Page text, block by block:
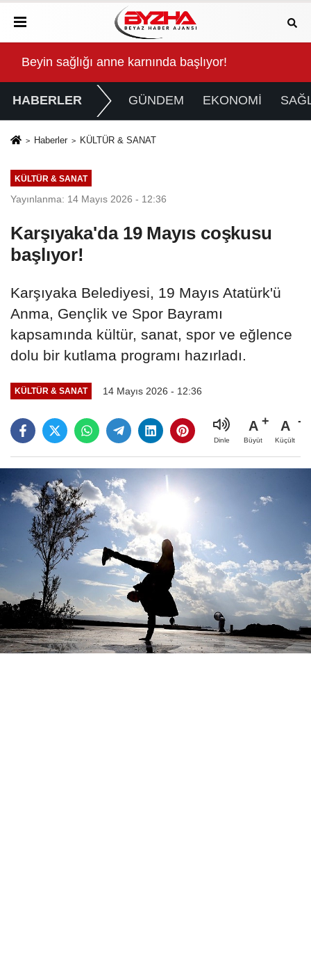
Yolculuk” Yaptı
Beyin sağlığı anne karnında başlıyor!
HABERLER GÜNDEM EKONOMİ
Haberler KÜLTÜR & SANAT
KÜLTÜR & SANAT
Yayınlanma: 14 Mayıs 2026 - 12:36
Karşıyaka'da 19 Mayıs coşkusu
başlıyor!
Karşıyaka Belediyesi, 19 Mayıs Atatürk'ü
Anma, Gençlik ve Spor Bayramı
kapsamında kültür, sanat, spor ve eğlence
dolu bir kutlama programı hazırladı.
KÜLTÜR & SANAT 14 Mayıs 2026 - 12:36
Dinle
A
Büyüt
A
Küçült